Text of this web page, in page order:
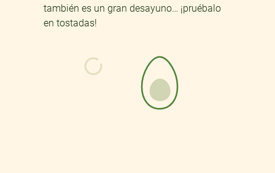
también es un gran desayuno… ¡pruébalo
en tostadas!